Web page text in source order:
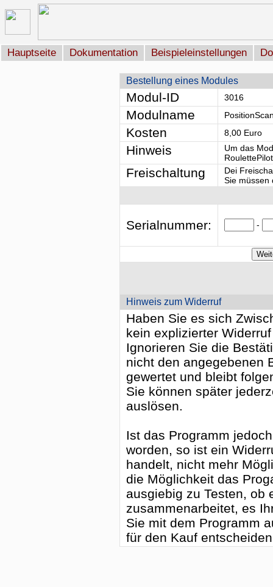
Hauptseite Dokumentation Beispieleinstellungen
Bestellung eines Modules
Modul-ID 3016
Modulname
Kosten 8,00 Euro
Hinweis
Um das
Freischaltung
Dei
Sie müssen
Serialnummer: -
Hinweis zum Widerruf
Haben Sie es sich
kein explizierter
Ignorieren Sie die
nicht den angegebenen
gewertet und bleibt
Sie können später
auslösen.
Ist das Programm
worden, so ist ein
handelt, nicht mehr
die Möglichkeit das
ausgiebig zu Testen, ob
zusammenarbeitet, es
Sie mit dem Programm
für den Kauf